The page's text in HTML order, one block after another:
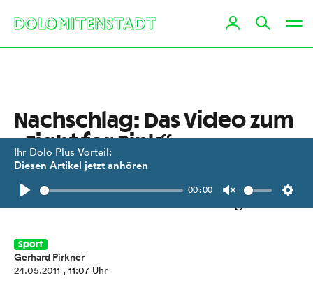
Ihr Dolo Plus Vorteil:
Diesen Artikel jetzt anhören
Play
00:00
Unmute
Nachschlag: Das Video zum
„Fight for Pink“
Dolomitenstadt hat die rosarote
Karawane mit der Kamera begleitet.
Sport
Gerhard Pirkner
24.05.2011 , 11:07 Uhr